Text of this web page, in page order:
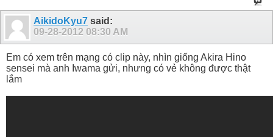
AikidoKyu7 said:
09-28-2012 08:30 AM
Em có xem trên mạng có clip này, nhìn giống Akira Hino
sensei mà anh Iwama gửi, nhưng có vẻ không được thật
lắm